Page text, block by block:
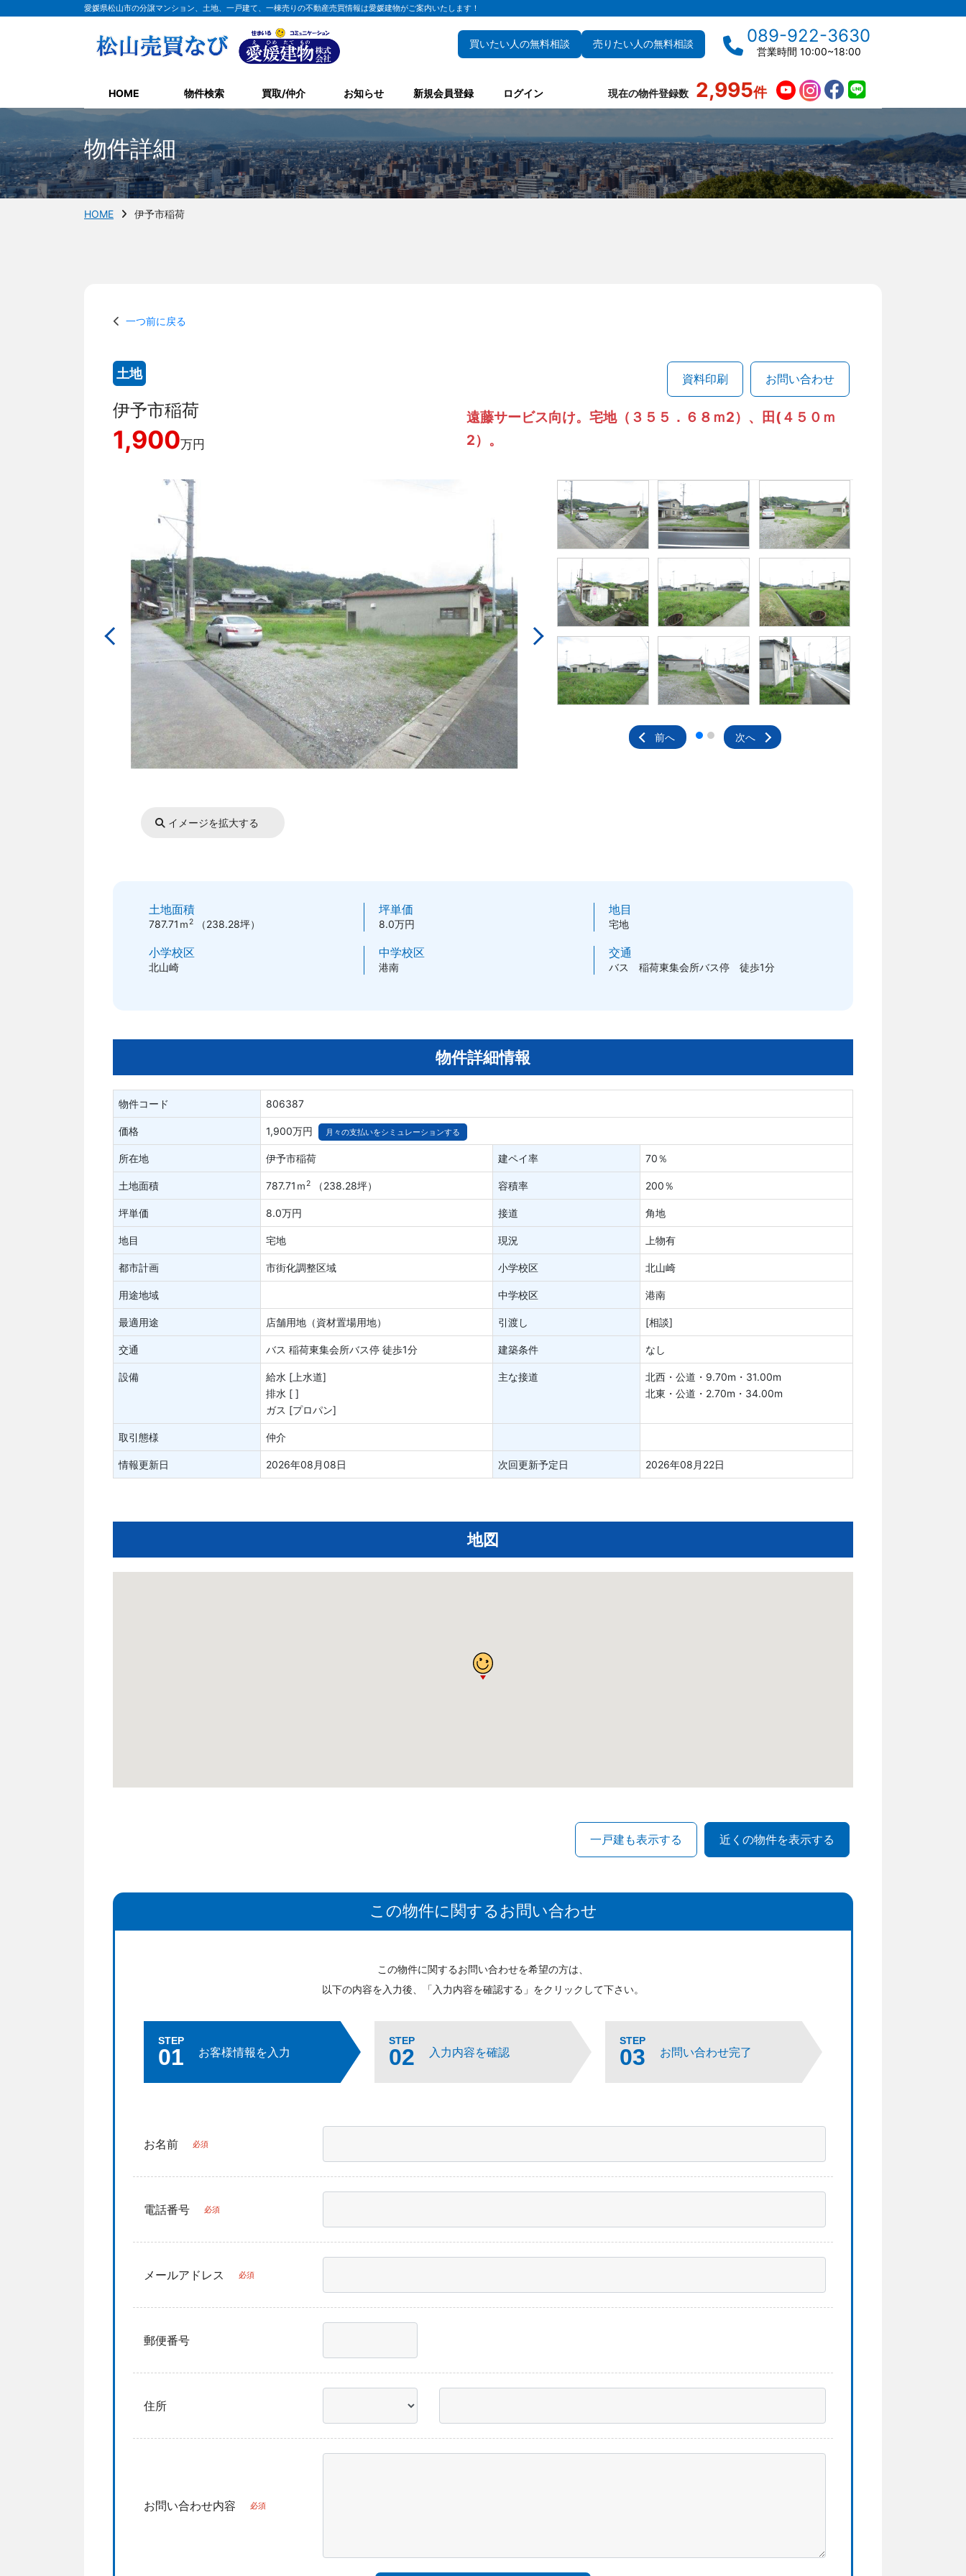
愛媛県松山市の分譲マンション、土地、一戸建て、一棟売りの不動産売買情報は愛媛建物がご案内いたします！
買いたい人の無料相談 売りたい人の無料相談 089-922-3630
営業時間 10:00~18:00
HOME 物件検索 買取/仲介 お知らせ 新規会員登録 ログイン 現在の物件登録数 2,995件
物件詳細
HOME 伊予市稲荷
一つ前に戻る
土地
伊予市稲荷
1,900万円
資料印刷 お問い合わせ
遠藤サービス向け。宅地（３５５．６８ｍ2）、田(４５０ｍ
2）。
前へ 次へ
イメージを拡大する
土地面積
787.71ｍ 2 （238.28坪）
坪単価
8.0万円
地目
宅地
小学校区
北山崎
中学校区
港南
交通
バス 稲荷東集会所バス停 徒歩1分
物件詳細情報
物件コード 806387
価格 1,900万円 月々の支払いをシミュレーションする
所在地 伊予市稲荷 建ペイ率 70％
土地面積 787.71ｍ 2 （238.28坪） 容積率 200％
坪単価 8.0万円 接道 角地
地目 宅地 現況 上物有
都市計画 市街化調整区域 小学校区 北山崎
用途地域 中学校区 港南
最適用途 店舗用地（資材置場用地） 引渡し [相談]
交通 バス 稲荷東集会所バス停 徒歩1分 建築条件 なし
設備
給水 [上水道]
排水 [ ]
ガス [プロパン]
主な接道
北西・公道・9.70m・31.00m
北東・公道・2.70m・34.00m
取引態様 仲介
情報更新日 2026年08月08日 次回更新予定日 2026年08月22日
地図
この物件に関するお問い合わせ
この物件に関するお問い合わせを希望の方は、
以下の内容を入力後、「入力内容を確認する」をクリックして下さい。
STEP
01 お客様情報を入力
STEP
02 入力内容を確認
STEP
03 お問い合わせ完了
お名前 必須
電話番号 必須
メールアドレス 必須
郵便番号
住所
お問い合わせ内容 必須